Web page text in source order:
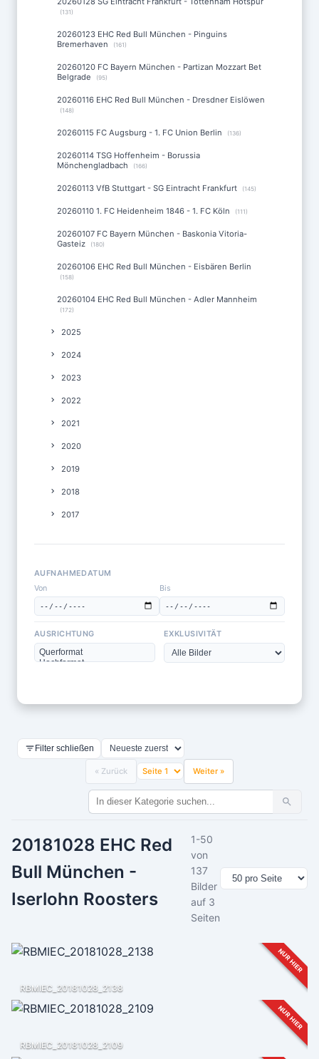
(131)
20260123 EHC Red Bull München - Pinguins
Bremerhaven
(161)
20260120 FC Bayern München - Partizan Mozzart Bet
Belgrade
(95)
20260116 EHC Red Bull München - Dresdner Eislöwen
(148)
20260115 FC Augsburg - 1. FC Union Berlin (136)
20260114 TSG Hoffenheim - Borussia
Mönchengladbach
(166)
20260113 VfB Stuttgart - SG Eintracht Frankfurt (145)
20260110 1. FC Heidenheim 1846 - 1. FC Köln (111)
20260107 FC Bayern München - Baskonia Vitoria-
Gasteiz
(180)
20260106 EHC Red Bull München - Eisbären Berlin
(158)
20260104 EHC Red Bull München - Adler Mannheim
(172)
2025
2024
2023
2022
2021
2020
2019
2018
2017
AUFNAHMEDATUM
Von
Bis
AUSRICHTUNG EXKLUSIVITÄT
Filter schließen
« Zurück Weiter »
20181028 EHC Red
Bull München -
Iserlohn Roosters
1-50
von
137
Bilder
auf 3
Seiten
NUR HIER
RBMIEC_20181028_2138
NUR HIER
RBMIEC_20181028_2109